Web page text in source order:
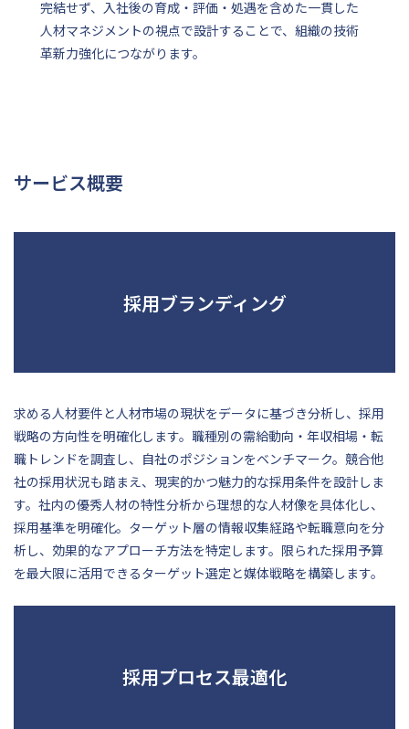
完結せず、入社後の育成・評価・処遇を含めた一貫した
人材マネジメントの視点で設計することで、組織の技術
革新力強化につながります。
サービス概要
採用ブランディング
求める人材要件と人材市場の現状をデータに基づき分析し、採用
戦略の方向性を明確化します。職種別の需給動向・年収相場・転
職トレンドを調査し、自社のポジションをベンチマーク。競合他
社の採用状況も踏まえ、現実的かつ魅力的な採用条件を設計しま
す。社内の優秀人材の特性分析から理想的な人材像を具体化し、
採用基準を明確化。ターゲット層の情報収集経路や転職意向を分
析し、効果的なアプローチ方法を特定します。限られた採用予算
を最大限に活用できるターゲット選定と媒体戦略を構築します。
採用プロセス最適化